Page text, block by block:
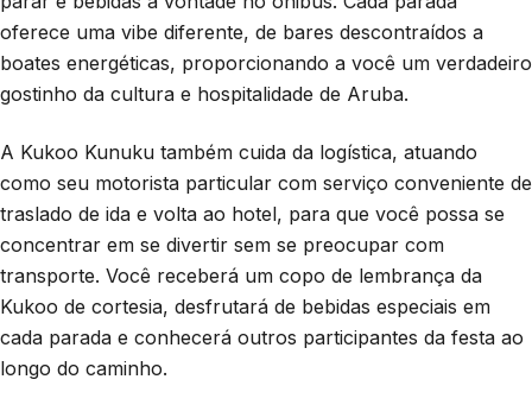
oferece uma vibe diferente, de bares descontraídos a
boates energéticas, proporcionando a você um verdadeiro
gostinho da cultura e hospitalidade de Aruba.
A Kukoo Kunuku também cuida da logística, atuando
como seu motorista particular com serviço conveniente de
traslado de ida e volta ao hotel, para que você possa se
concentrar em se divertir sem se preocupar com
transporte. Você receberá um copo de lembrança da
Kukoo de cortesia, desfrutará de bebidas especiais em
cada parada e conhecerá outros participantes da festa ao
longo do caminho.